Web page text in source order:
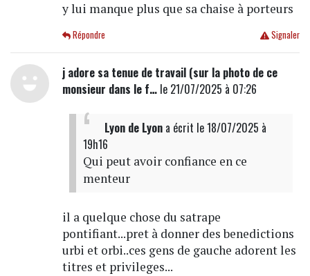
y lui manque plus que sa chaise à porteurs
Signaler
Répondre
j adore sa tenue de travail (sur la photo de ce
monsieur dans le f…le 21/07/2025 à 07:26
Lyon de Lyona écrit le 18/07/2025 à
19h16
Qui peut avoir confiance en ce
menteur
il a quelque chose du satrape
pontifiant...pret à donner des benedictions
urbi et orbi..ces gens de gauche adorent les
titres et privileges...